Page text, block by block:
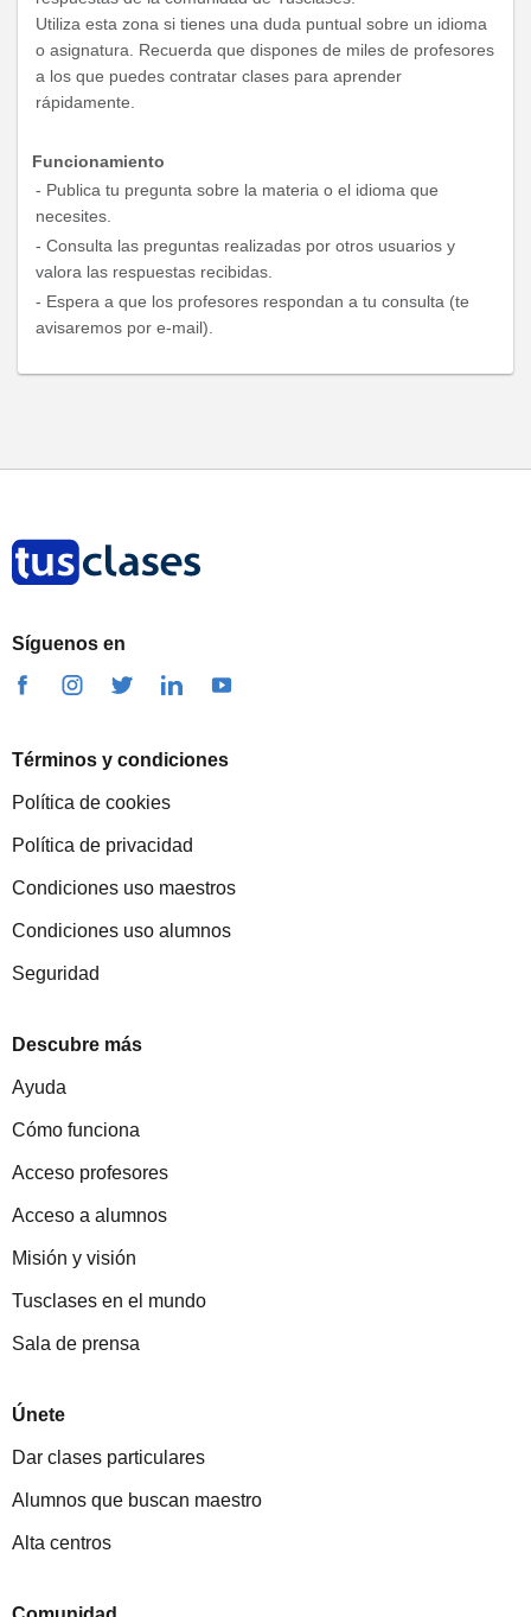
Utiliza esta zona si tienes una duda puntual sobre un idioma
o asignatura. Recuerda que dispones de miles de profesores
a los que puedes contratar clases para aprender
rápidamente.
Funcionamiento
- Publica tu pregunta sobre la materia o el idioma que
necesites.
- Consulta las preguntas realizadas por otros usuarios y
valora las respuestas recibidas.
- Espera a que los profesores respondan a tu consulta (te
avisaremos por e-mail).
Síguenos en
Términos y condiciones
Política de cookies
Política de privacidad
Condiciones uso maestros
Condiciones uso alumnos
Seguridad
Descubre más
Ayuda
Cómo funciona
Acceso profesores
Acceso a alumnos
Misión y visión
Tusclases en el mundo
Sala de prensa
Únete
Dar clases particulares
Alumnos que buscan maestro
Alta centros